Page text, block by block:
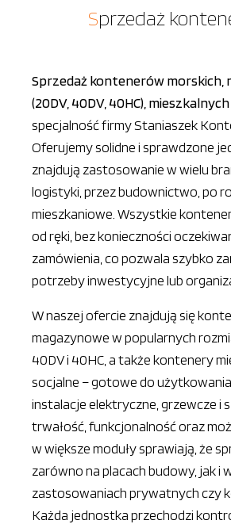
Sprzedaż
Sprzedaż kontenerów morskich,
(20DV, 40DV, 40HC),
specjalność firmy Staniaszek
Oferujemy solidne i sprawdzone
znajdują zastosowanie w wielu
logistyki, przez budownictwo, po
mieszkaniowe. Wszystkie
od ręki, bez konieczności
zamówienia, co pozwala szybko
potrzeby inwestycyjne lub
W naszej ofercie znajdują się
magazynowe w popularnych
40DV i 40HC, a także kontenery
socjalne – gotowe do
instalacje elektryczne, grzewcze i
trwałość, funkcjonalność oraz
w większe moduły sprawiają, że
zarówno na placach budowy, jak i
zastosowaniach prywatnych czy
Każda jednostka przechodzi